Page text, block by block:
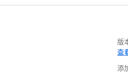
版
查
添